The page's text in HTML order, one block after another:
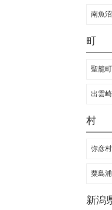
南魚
町
聖籠町
出雲
村
弥彦村
粟島
新潟